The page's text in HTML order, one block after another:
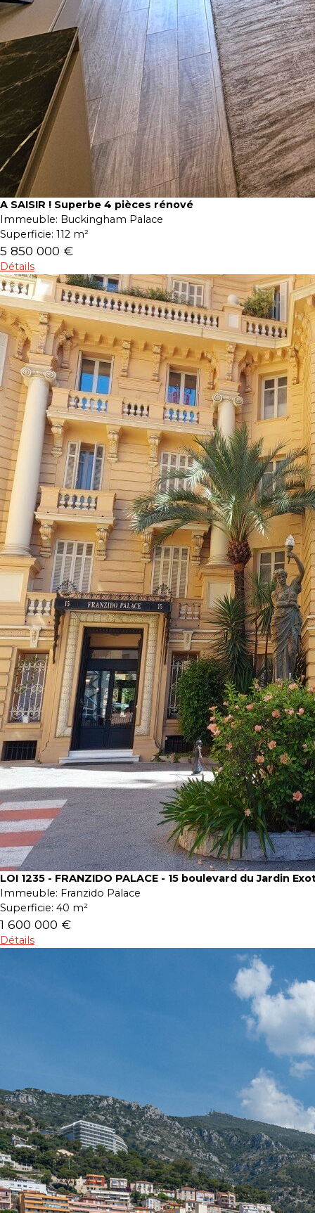
A SAISIR ! Superbe 4 pièces rénové
Immeuble: Buckingham Palace
Superficie: 112 m²
5 850 000 €
Détails
LOI 1235 - FRANZIDO PALACE - 15 boulevard du Jardin
Immeuble: Franzido Palace
Superficie: 40 m²
1 600 000 €
Détails